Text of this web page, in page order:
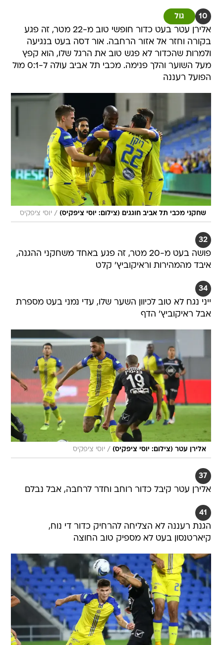
10 גול
אלירן עטר בעט כדור חופשי טוב מ-22 מטר, זה פגע
בקורה וחזר אל אזור הרחבה. אור דסה בעט בנגיעה
ולמרות שהכדור לא פגש טוב את הרגל שלו, הוא קפץ
מעל השוער והלך פנימה. מכבי תל אביב עולה ל-0:1 מול
הפועל רעננה
שחקני מכבי תל אביב חוגגים (צילום: יוסי ציפקיס) / יוסי ציפקיס
32
פושה בעט מ-20 מטר, זה פגע באחד משחקני ההגנה,
איבד מהמהירות וראיקוביץ' קלט
34
ייני נגח לא טוב לכיוון השער שלו, עדי נמני בעט מספרת
אבל ראיקוביץ' הדף
אלירן עטר (צילום: יוסי ציפקיס) / יוסי ציפקיס
37
אלירן עטר קיבל כדור רוחב וחדר לרחבה, אבל נבלם
41
הגנת רעננה לא הצליחה להרחיק כדור די נוח,
קיארטנסון בעט לא מספיק טוב החוצה